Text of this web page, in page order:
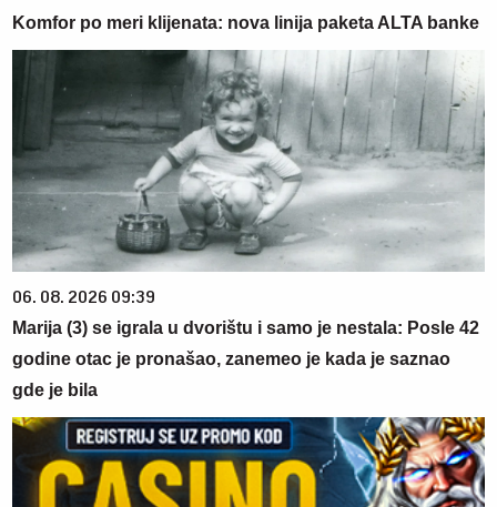
Komfor po meri klijenata: nova linija paketa ALTA banke
06. 08. 2026 09:39
Marija (3) se igrala u dvorištu i samo je nestala: Posle 42
godine otac je pronašao, zanemeo je kada je saznao
gde je bila